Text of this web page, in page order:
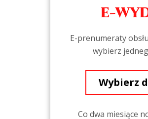
E-
E-prenumeraty
wybierz
Co dwa miesiące